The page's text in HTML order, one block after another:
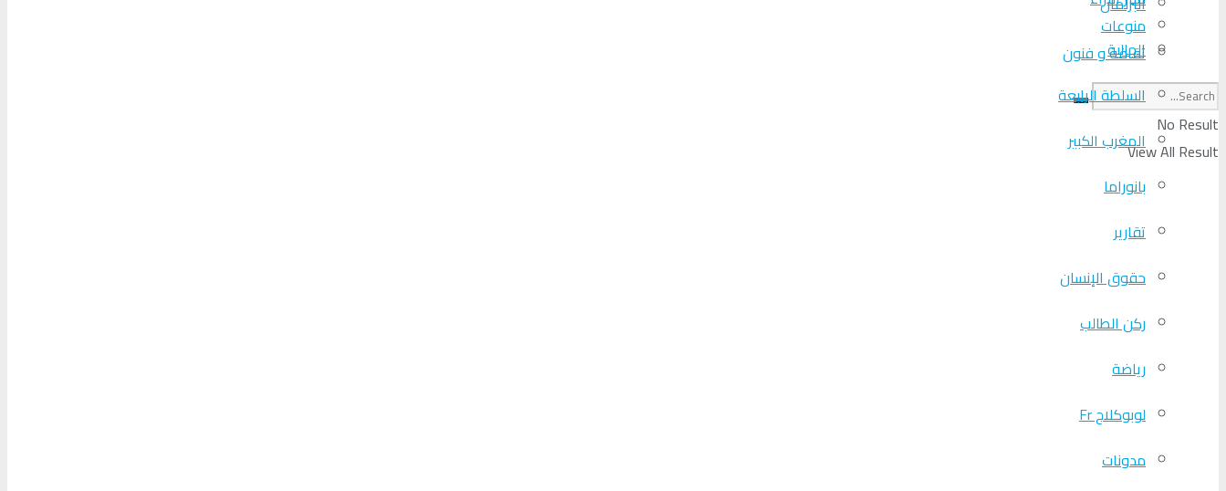
منوعات
ثقافة و فنون
No Result
View All Result
الجالية
السلطة الرابعة
المغرب الكبير
بانوراما
تقارير
حقوق الإنسان
ركن الطالب
رياضة
لوبوكلاج Fr
مدونات